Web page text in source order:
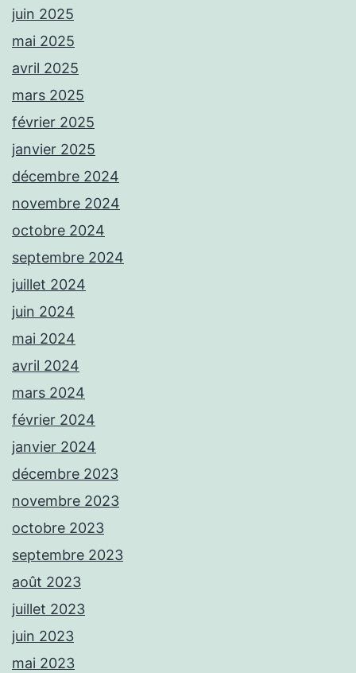
juin 2025
mai 2025
avril 2025
mars 2025
février 2025
janvier 2025
décembre 2024
novembre 2024
octobre 2024
septembre 2024
juillet 2024
juin 2024
mai 2024
avril 2024
mars 2024
février 2024
janvier 2024
décembre 2023
novembre 2023
octobre 2023
septembre 2023
août 2023
juillet 2023
juin 2023
mai 2023